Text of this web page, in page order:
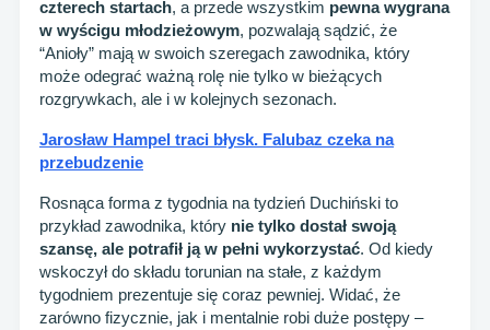
czterech startach, a przede wszystkim pewna wygrana
w wyścigu młodzieżowym, pozwalają sądzić, że
“Anioły” mają w swoich szeregach zawodnika, który
może odegrać ważną rolę nie tylko w bieżących
rozgrywkach, ale i w kolejnych sezonach.
Jarosław Hampel traci błysk. Falubaz czeka na
przebudzenie
Rosnąca forma z tygodnia na tydzień Duchiński to
przykład zawodnika, który nie tylko dostał swoją
szansę, ale potrafił ją w pełni wykorzystać. Od kiedy
wskoczył do składu torunian na stałe, z każdym
tygodniem prezentuje się coraz pewniej. Widać, że
zarówno fizycznie, jak i mentalnie robi duże postępy –